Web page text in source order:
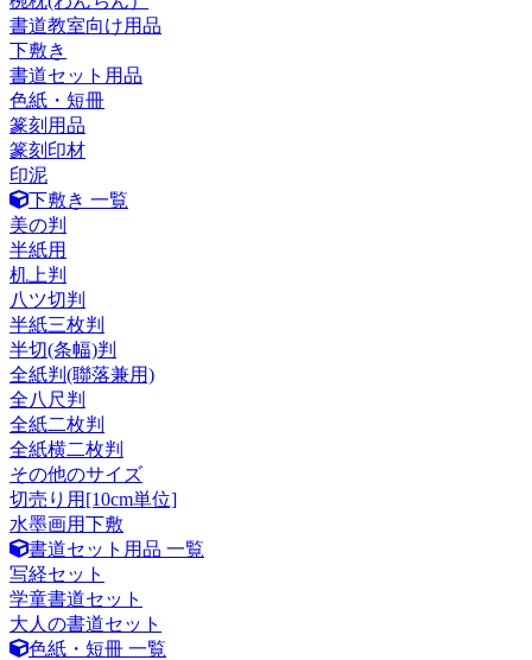
書道教室向け用品
下敷き
書道セット用品
色紙・短冊
篆刻用品
篆刻印材
印泥
下敷き 一覧
美の判
半紙用
机上判
八ツ切判
半紙三枚判
半切(条幅)判
全紙判(聯落兼用)
全八尺判
全紙二枚判
全紙横二枚判
その他のサイズ
切売り用[10cm単位]
水墨画用下敷
書道セット用品 一覧
写経セット
学童書道セット
大人の書道セット
色紙・短冊 一覧